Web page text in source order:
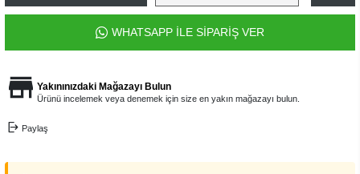
WHATSAPP İLE SİPARİŞ VER
Yakınınızdaki Mağazayı Bulun
Ürünü incelemek veya denemek için size en yakın mağazayı bulun.
Paylaş